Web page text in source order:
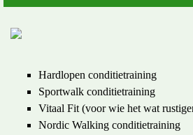
Hardlopen conditietraining
Sportwalk conditietraining
Vitaal Fit (voor wie het wat
Nordic Walking conditietraining